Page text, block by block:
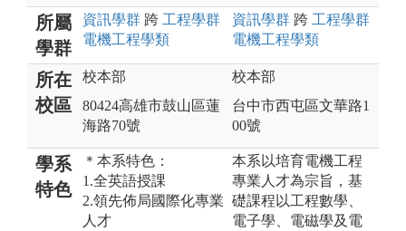
所屬
學群
資訊學群 跨 工程學群
電機工程學類
資訊學群 跨 工程學群
電機工程學類
所在
校區
校本部
80424高雄市鼓山區蓮
海路70號
校本部
台中市西屯區文華路1
00號
學系
特色
＊本系特色：
1.全英語授課
2.領先佈局國際化專業
人才
本系以培育電機工程
專業人才為宗旨，基
礎課程以工程數學、
電子學、電磁學及電